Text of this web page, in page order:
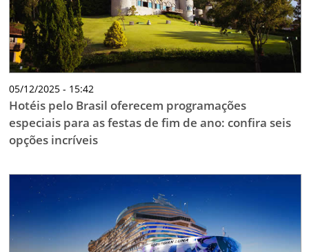
05/12/2025 - 15:42
Hotéis pelo Brasil oferecem programações
especiais para as festas de fim de ano: confira seis
opções incríveis